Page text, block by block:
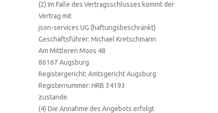
(2) Im Falle des Vertragsschlusses kommt der
Vertrag mit
json-services UG (haftungsbeschränkt)
Geschäftsführer: Michael Kretschmann
Am Mittleren Moos 48
86167 Augsburg
Registergericht: Amtsgericht Augsburg
Registernummer: HRB 34193
zustande.
(4) Die Annahme des Angebots erfolgt